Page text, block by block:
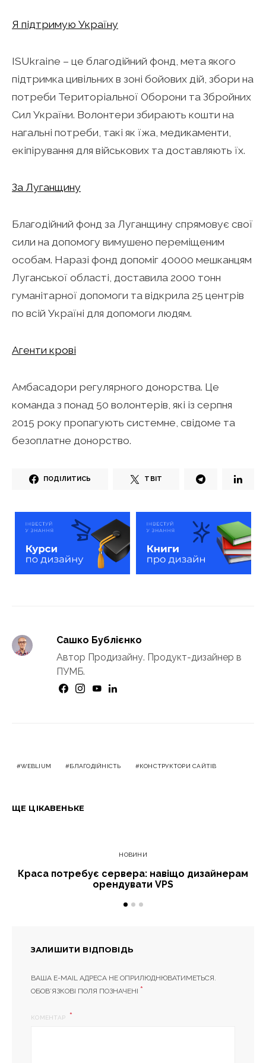
Я підтримую Україну
ISUkraine – це благодійний фонд, мета якого
підтримка цивільних в зоні бойових дій, збори на
потреби Територіальної Оборони та Збройних
Сил України. Волонтери збирають кошти на
нагальні потреби, такі як їжа, медикаменти,
екіпірування для військових та доставляють їх.
За Луганщину
Благодійний фонд за Луганщину спрямовує свої
сили на допомогу вимушено переміщеним
особам. Наразі фонд допоміг 40000 мешканцям
Луганської області, доставила 2000 тонн
гуманітарної допомоги та відкрила 25 центрів
по всій Україні для допомоги людям.
Агенти крові
Амбасадори регулярного донорства. Це
команда з понад 50 волонтерів, які із серпня
2015 року пропагують системне, свідоме та
безоплатне донорство.
ПОДІЛИТИСЬ ТВІТ
Сашко Бублієнко
Автор Продизайну. Продукт-дизайнер в
ПУМБ.
WEBLIUM БЛАГОДІЙНІСТЬ КОНСТРУКТОРИ САЙТІВ
ЩЕ ЦІКАВЕНЬКЕ
НОВИНИ
Краса потребує сервера: навіщо дизайнерам
орендувати VPS
ЗАЛИШИТИ ВІДПОВІДЬ
ВАША E-MAIL АДРЕСА НЕ ОПРИЛЮДНЮВАТИМЕТЬСЯ.
ОБОВ’ЯЗКОВІ ПОЛЯ ПОЗНАЧЕНІ *
КОМЕНТАР